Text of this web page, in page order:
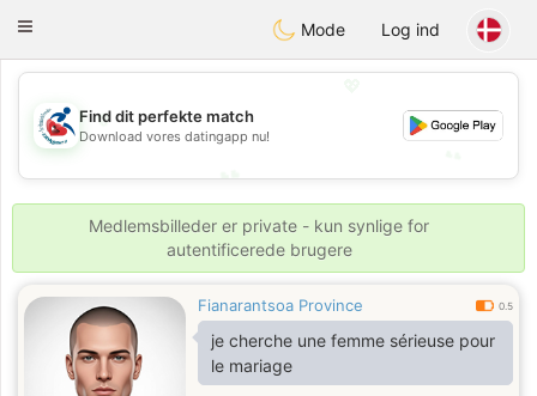
Handi Space
Toggle
Mode Log ind
💖
💕
Find dit perfekte match
Download vores datingapp nu!
Medlemsbilleder er private - kun synlige for
autentificerede brugere
Fianarantsoa Province 0.5
je cherche une femme sérieuse pour
le mariage